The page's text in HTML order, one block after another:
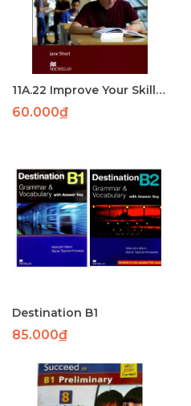
11A.22 Improve Your Skill Reading for IELTS 6.0-7.5 SB-P94
60.000₫
Destination B1
85.000₫